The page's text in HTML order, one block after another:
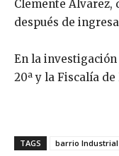
Clemente Álvarez,
después de
En la
20ª y la Fiscalía
TAGS barrio Industrial